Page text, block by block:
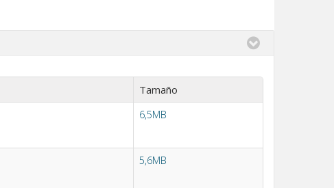
Tamaño
6,5MB
5,6MB